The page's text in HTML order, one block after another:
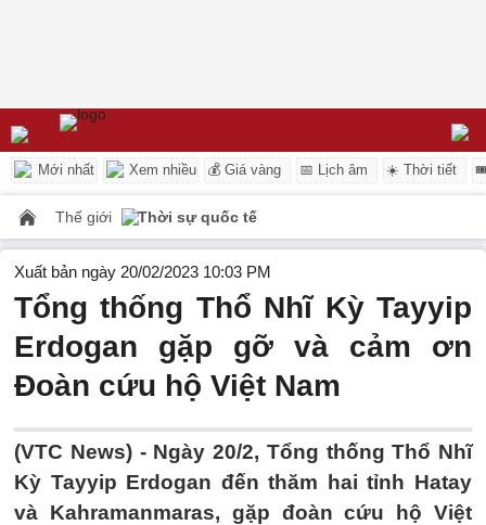
Mới nhất Xem nhiều 💰 Giá vàng 📅 Lịch âm ☀️ Thời tiết
Thế giới Thời sự quốc tế
Xuất bản ngày 20/02/2023 10:03 PM
Tổng thống Thổ Nhĩ Kỳ Tayyip
Erdogan gặp gỡ và cảm ơn
Đoàn cứu hộ Việt Nam
(VTC News) - Ngày 20/2, Tổng thống Thổ Nhĩ
Kỳ Tayyip Erdogan đến thăm hai tỉnh Hatay
và Kahramanmaras, gặp đoàn cứu hộ Việt